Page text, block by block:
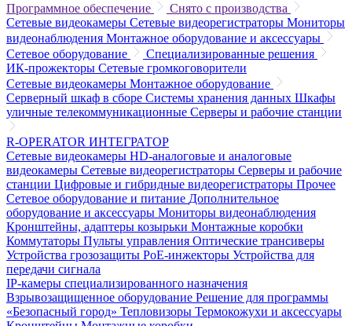
Программное обеспечение
Снято с производства
Сетевые видеокамеры Сетевые видеорегистраторы Мониторы
видеонаблюдения Монтажное оборудование и аксессуары
Сетевое оборудование
Специализированные решения
ИК-прожекторы Сетевые громкоговорители
Сетевые видеокамеры Монтажное оборудование
Серверный шкаф в сборе Системы хранения данных Шкафы
уличные телекоммуникационные Серверы и рабочие станции
R-OPERATOR ИНТЕГРАТОР
Сетевые видеокамеры HD-аналоговые и аналоговые
видеокамеры Сетевые видеорегистраторы Серверы и рабочие
станции Цифровые и гибридные видеорегистраторы Прочее
Сетевое оборудование и питание Дополнительное
оборудование и аксессуары Мониторы видеонаблюдения
Кронштейны, адаптеры козырьки Монтажные коробки
Коммутаторы Пульты управления Оптические трансиверы
Устройства грозозащиты PoE-инжекторы Устройства для
передачи сигнала
IP-камеры специализированного назначения
Взрывозащищенное оборудование Решение для программы
«Безопасный город» Тепловизоры Термокожухи и аксессуары